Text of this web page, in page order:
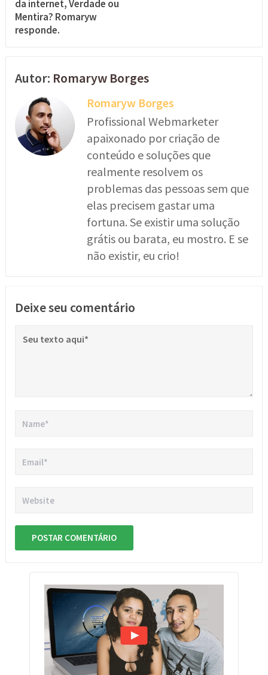
da internet, Verdade ou
Mentira? Romaryw
responde.
Autor: Romaryw Borges
Romaryw Borges
Profissional Webmarketer
apaixonado por criação de
conteúdo e soluções que
realmente resolvem os
problemas das pessoas sem que
elas precisem gastar uma
fortuna. Se existir uma solução
grátis ou barata, eu mostro. E se
não existir, eu crio!
Deixe seu comentário